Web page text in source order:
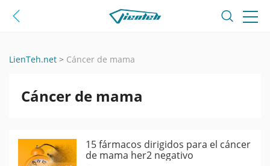
LienTeh.net > Cáncer de mama
Cáncer de mama
15 fármacos dirigidos para el cáncer
de mama her2 negativo